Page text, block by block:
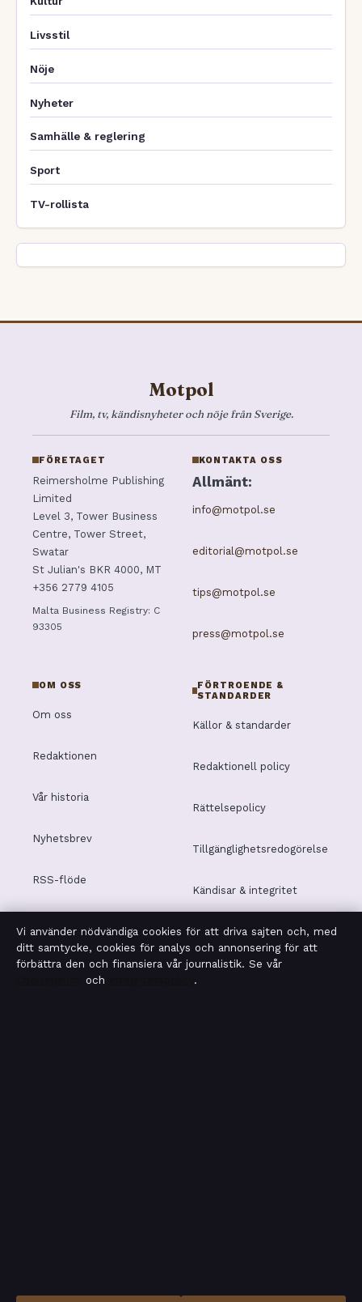
Livsstil
Nöje
Nyheter
Samhälle & reglering
Sport
TV-rollista
Motpol
Film, tv, kändisnyheter och nöje från Sverige.
FÖRETAGET
Reimersholme Publishing
Limited
Level 3, Tower Business
Centre, Tower Street,
Swatar
St Julian's BKR 4000, MT
+356 2779 4105
Malta Business Registry: C
93305
KONTAKTA OSS
Allmänt:
info@motpol.se
editorial@motpol.se
tips@motpol.se
press@motpol.se
OM OSS
Om oss
Redaktionen
Vår historia
Nyhetsbrev
RSS-flöde
FÖRTROENDE &
STANDARDER
Källor & standarder
Redaktionell policy
Rättelsepolicy
Tillgänglighetsredogörelse
Kändisar & integritet
Integritetspolicy
Vi använder nödvändiga cookies för att driva sajten och, med
ditt samtycke, cookies för analys och annonsering för att
förbättra den och finansiera vår journalistik. Se vår
och .